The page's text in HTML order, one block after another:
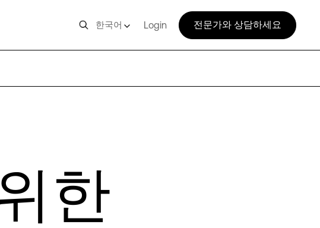
한국어 Login 전문가와 상담하세요
한